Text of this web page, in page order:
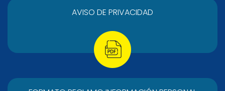
AVISO DE PRIVACIDAD